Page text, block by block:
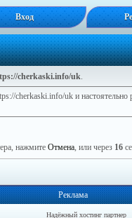
Вход
cherkaski.info/uk.
cherkaski.info/uk и настоятельно
нажмите Отмена, или через 16
Реклама
Надёжный хостинг партнер